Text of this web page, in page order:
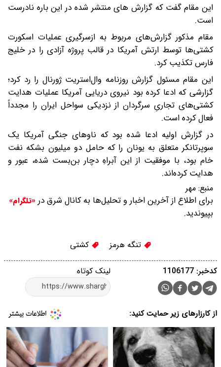
این مقام گفت که گزارش های منتشر شده در این باره نادرست
است.
مقام مذکور گزارش‌های مربوط به ازسرگیری عملیات اسکورت
کشتی‌ها توسط ارتش آمریکا در قالب پروژه آزادی را در خلیج
فارس تکذیب کرد.
این مقام مسئول گزارش روزنامه وال‌استریت ژورنال را رد کرد؛
گزارشی که ادعا کرده بود نیروی دریایی آمریکا عملیات هدایت
کشتی‌های تجاریِ سرگردان از نزدیکی سواحل ایران را مجدداً
فعال کرده است.
در گزارش اولیه ادعا شده بود که ناوهای جنگی آمریکا یک
سوپرتانکر متعلق به یونان را که حامل دو میلیون بشکه نفت
خام بود، با موفقیت از این آبراهِ دچار بن‌بست شده، عبور و
هدایت کرده‌اند.
منبع: مهر
برای اطلاع از آخرین اخبار و تحلیل‌ها به کانال شرق در «تلگرام»
بپیوندید.
تنگه هرمز کشتی
لینک کوتاه کدخبر: 1106177
از کارزارهای زیر حمایت کنید: